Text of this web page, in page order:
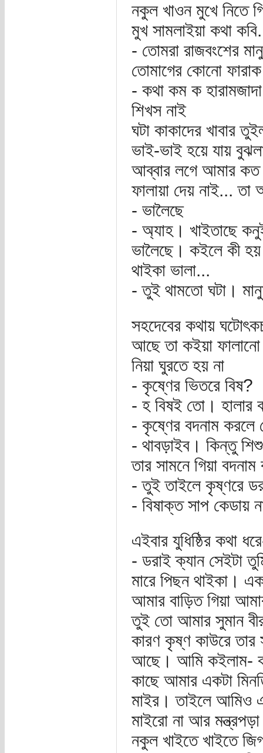
নকুল খাওন মুখে নিতে
মুখ সামলাইয়া কথা
- তোমরা রাজবংশের
তোমাগের কোনো
- কথা কম ক
শিখস নাই
ঘটা কাকাদের খাবার
ভাই-ভাই হয়ে যায়
আব্বার লগে আমার কত
ফালায়া দেয় নাই...
- ভালৈছে
- অ্যাহ। খাইতাছে
ভালৈছে। কইলে কী হয়
থাইকা ভালা...
- তুই থামতো ঘটা।
সহদেবের কথায়
আছে তা কইয়া
নিয়া ঘুরতে হয় না
- কৃষ্ণের ভিতরে বিষ?
- হ বিষই তো। হালার
- কৃষ্ণের বদনাম করলে
- থাবড়াইব। কিন্তু
তার সামনে গিয়া বদনাম
- তুই তাইলে কৃষ্ণরে
- বিষাক্ত সাপ কেডায়
এইবার যুধিষ্ঠির কথা
- ডরাই ক্যান সেইটা
মারে পিছন থাইকা।
আমার বাড়িত গিয়া
তুই তো আমার সুমান
কারণ কৃষ্ণ কাউরে তার
আছে। আমি কইলাম-
কাছে আমার একটা
মাইর। তাইলে আমিও
মাইরো না আর
নকুল খাইতে খাইতে